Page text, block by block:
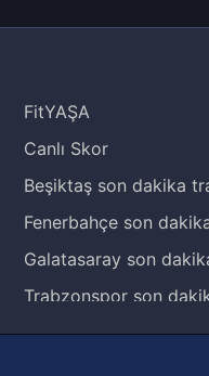
FitYAŞA
Canlı Skor
Beşiktaş son dakika
Fenerbahçe son
Galatasaray son
Trabzonspor son